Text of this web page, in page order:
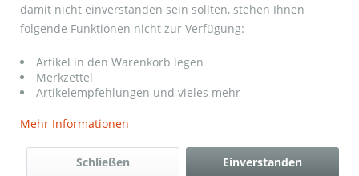
damit nicht einverstanden sein sollten, stehen Ihnen
folgende Funktionen nicht zur Verfügung:
Artikel in den Warenkorb legen
Merkzettel
Artikelempfehlungen und vieles mehr
Mehr Informationen
Einverstanden
Schließen